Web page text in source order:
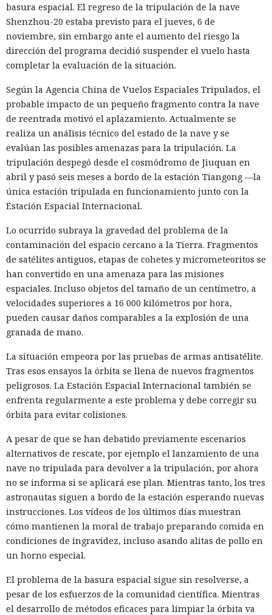
basura espacial. El regreso de la tripulación de la nave
Shenzhou-20 estaba previsto para el jueves, 6 de
noviembre, sin embargo ante el aumento del riesgo la
dirección del programa decidió suspender el vuelo hasta
completar la evaluación de la situación.
Según la Agencia China de Vuelos Espaciales Tripulados, el
probable impacto de un pequeño fragmento contra la nave
de reentrada motivó el aplazamiento. Actualmente se
realiza un análisis técnico del estado de la nave y se
evalúan las posibles amenazas para la tripulación. La
tripulación despegó desde el cosmódromo de Jiuquan en
abril y pasó seis meses a bordo de la estación Tiangong —la
única estación tripulada en funcionamiento junto con la
Estación Espacial Internacional.
Lo ocurrido subraya la gravedad del problema de la
contaminación del espacio cercano a la Tierra. Fragmentos
de satélites antiguos, etapas de cohetes y micrometeoritos se
han convertido en una amenaza para las misiones
espaciales. Incluso objetos del tamaño de un centímetro, a
velocidades superiores a 16 000 kilómetros por hora,
pueden causar daños comparables a la explosión de una
granada de mano.
La situación empeora por las pruebas de armas antisatélite.
Tras esos ensayos la órbita se llena de nuevos fragmentos
peligrosos. La Estación Espacial Internacional también se
enfrenta regularmente a este problema y debe corregir su
órbita para evitar colisiones.
A pesar de que se han debatido previamente escenarios
alternativos de rescate, por ejemplo el lanzamiento de una
nave no tripulada para devolver a la tripulación, por ahora
no se informa si se aplicará ese plan. Mientras tanto, los tres
astronautas siguen a bordo de la estación esperando nuevas
instrucciones. Los vídeos de los últimos días muestran
cómo mantienen la moral de trabajo preparando comida en
condiciones de ingravidez, incluso asando alitas de pollo en
un horno especial.
El problema de la basura espacial sigue sin resolverse, a
pesar de los esfuerzos de la comunidad científica. Mientras
el desarrollo de métodos eficaces para limpiar la órbita va